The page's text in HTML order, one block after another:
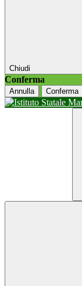
Chiudi
Conferma
Annulla Conferma